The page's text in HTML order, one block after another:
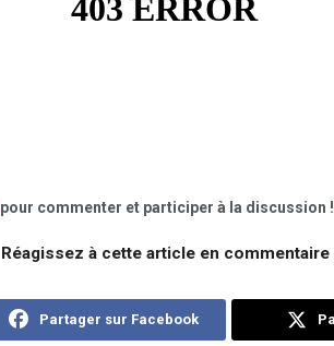
pour commenter et participer à la discussion !
Réagissez à cette article en commentaire
Partager sur Facebook